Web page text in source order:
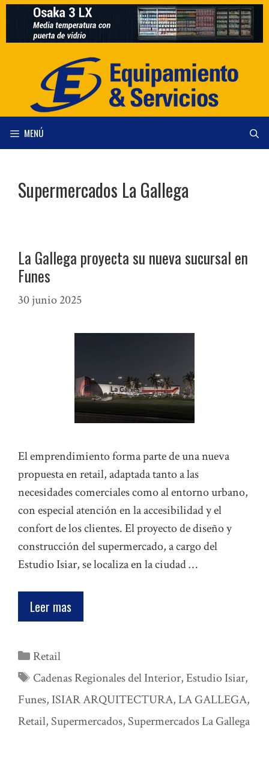
Saltar
contenido
MENÚ
Supermercados La Gallega
La Gallega proyecta su nueva sucursal en
Funes
30 junio 2025
El emprendimiento forma parte de una nueva
propuesta en retail, adaptada tanto a las
necesidades comerciales como al entorno urbano,
con especial atención en la accesibilidad y el
confort de los clientes. El proyecto de diseño y
construcción del supermercado, a cargo del
Estudio Isiar, se localiza en la ciudad …
Leer mas
Categorías
Retail
Etiquetas
Cadenas Regionales del Interior,Estudio Isiar,
Funes, ISIAR ARQUITECTURA,LA GALLEGA,
Retail, Supermercados, Supermercados La Gallega